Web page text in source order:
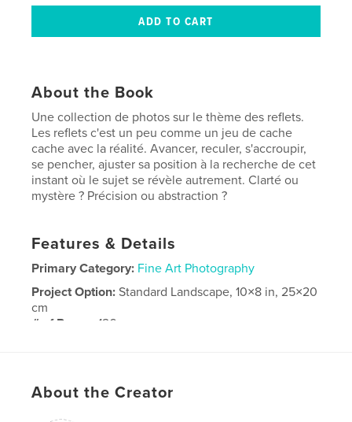
About the Book
Une collection de photos sur le thème des reflets.
Les reflets c'est un peu comme un jeu de cache
cache avec la réalité. Avancer, reculer, s'accroupir,
se pencher, ajuster sa position à la recherche de cet
instant où le sujet se révèle autrement. Clarté ou
mystère ? Précision ou abstraction ?
Features & Details
Primary Category: Fine Art Photography
Project Option:Standard Landscape, 10×8 in, 25×20
cm
# of Pages: 126
About the Creator